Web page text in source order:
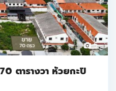
5
ตารางวา ห้วยกะปิ